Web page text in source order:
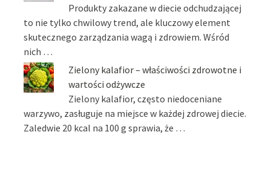
Produkty zakazane w diecie odchudzającej
to nie tylko chwilowy trend, ale kluczowy element
skutecznego zarządzania wagą i zdrowiem. Wśród
nich …
Zielony kalafior – właściwości zdrowotne i
wartości odżywcze
Zielony kalafior, często niedoceniane
warzywo, zasługuje na miejsce w każdej zdrowej diecie.
Zaledwie 20 kcal na 100 g sprawia, że …